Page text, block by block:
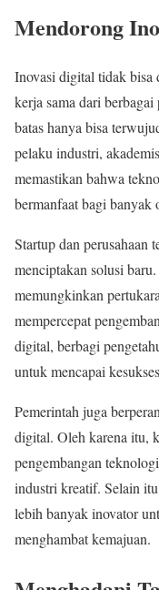
Mendorong
Inovasi digital tidak bisa
kerja sama dari
batas hanya bisa
pelaku industri,
memastikan bahwa
bermanfaat bagi banyak
Startup dan perusahaan
menciptakan solusi
memungkinkan
mempercepat
digital, berbagi
untuk mencapai
Pemerintah juga
digital. Oleh karena itu,
pengembangan
industri kreatif. Selain
lebih banyak inovator
menghambat kemajuan.